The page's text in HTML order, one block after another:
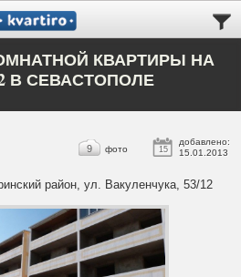
КВАРТИРЫ НА
В СЕВАСТОПОЛЕ
15
добавлено:
15.01.2013
9 фото
район, ул. Вакуленчука, 53/12